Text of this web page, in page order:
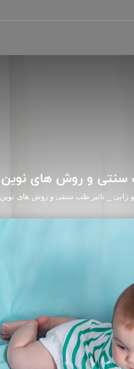
سنتی و روش های نوین
زایی _ تاثیر طب سنتی و روش های نوین